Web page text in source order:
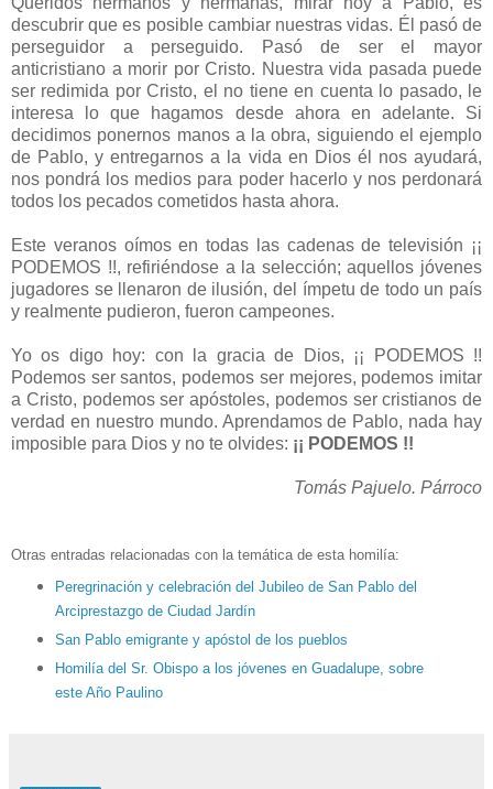
descubrir que es posible cambiar nuestras vidas. Él pasó de
perseguidor a perseguido. Pasó de ser el mayor
anticristiano a morir por Cristo. Nuestra vida pasada puede
ser redimida por Cristo, el no tiene en cuenta lo pasado, le
interesa lo que hagamos desde ahora en adelante. Si
decidimos ponernos manos a la obra, siguiendo el ejemplo
de Pablo, y entregarnos a la vida en Dios él nos ayudará,
nos pondrá los medios para poder hacerlo y nos perdonará
todos los pecados cometidos hasta ahora.
Este veranos oímos en todas las cadenas de televisión ¡¡
PODEMOS !!, refiriéndose a la selección; aquellos jóvenes
jugadores se llenaron de ilusión, del ímpetu de todo un país
y realmente pudieron, fueron campeones.
Yo os digo hoy: con la gracia de Dios, ¡¡ PODEMOS !!
Podemos ser santos, podemos ser mejores, podemos imitar
a Cristo, podemos ser apóstoles, podemos ser cristianos de
verdad en nuestro mundo. Aprendamos de Pablo, nada hay
imposible para Dios y no te olvides: ¡¡ PODEMOS !!
Tomás Pajuelo. Párroco
Otras entradas relacionadas con la temática de esta homilía:
Peregrinación y celebración del Jubileo de San Pablo del
Arciprestazgo de Ciudad Jardín
San Pablo emigrante y apóstol de los pueblos
Homilía del Sr. Obispo a los jóvenes en Guadalupe, sobre
este Año Paulino